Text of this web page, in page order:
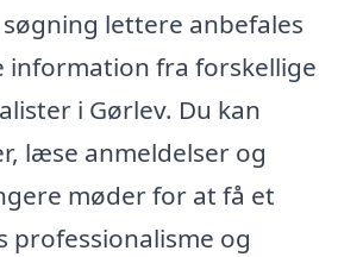
lettere anbefales
information fra forskellige
i Gørlev. Du kan
læse anmeldelser og
møder for at få et
professionalisme og